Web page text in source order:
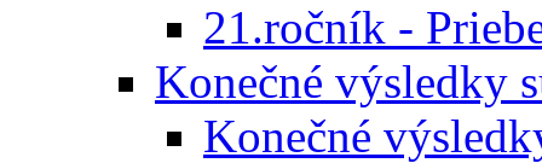
21.ročník -
Konečné výsledky
Konečné